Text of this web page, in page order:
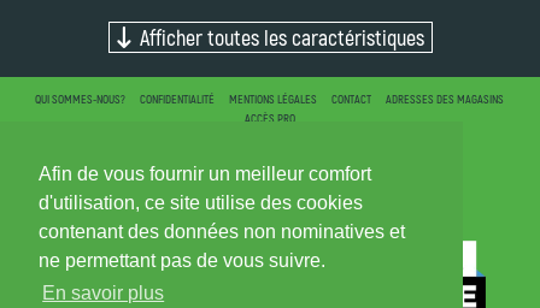
Afin de vous fournir un meilleur comfort
d'utilisation, ce site utilise des cookies
contenant des données non nominatives et
ne permettant pas de vous suivre.
En savoir plus
Afficher toutes les caractéristiques
QUI SOMMES-NOUS? CONFIDENTIALITÉ MENTIONS LÉGALES CONTACT
ADRESSES DES MAGASINS
ACCÈS PRO